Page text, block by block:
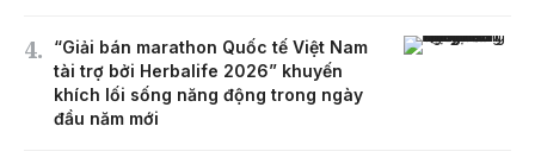
“Giải bán marathon Quốc tế Việt Nam
tài trợ bởi Herbalife 2026” khuyến
khích lối sống năng động trong ngày
đầu năm mới